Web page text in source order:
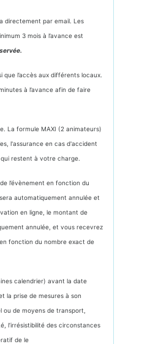
directement par email. Les
3 mois à l’avance est
l’accès aux différents locaux.
à l’avance afin de faire
La formule MAXI (2 animateurs)
l'assurance en cas d'accident
restent à votre charge.
l’évènement en fonction du
automatiquement annulée et
en ligne, le montant de
annulée, et vous recevrez
fonction du nombre exact de
calendrier) avant la date
la prise de mesures à son
de moyens de transport,
l’irrésistibilité des circonstances
de le